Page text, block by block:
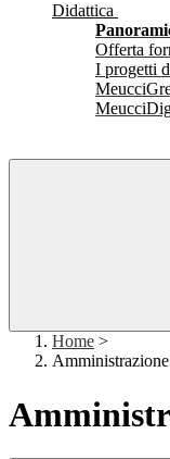
Didattica
Offerta
I progetti
Home >